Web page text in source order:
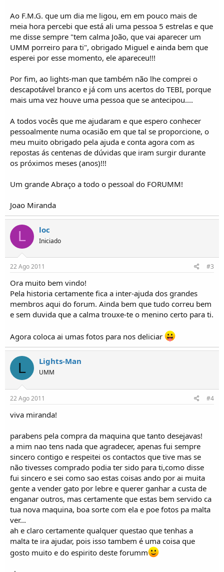
Ao F.M.G. que um dia me ligou, em em pouco mais de
meia hora percebi que está ali uma pessoa 5 estrelas e que
me disse sempre "tem calma João, que vai aparecer um
UMM porreiro para ti", obrigado Miguel e ainda bem que
esperei por esse momento, ele apareceu!!!
Por fim, ao lights-man que também não lhe comprei o
descapotável branco e já com uns acertos do TEBI, porque
mais uma vez houve uma pessoa que se antecipou....
A todos vocês que me ajudaram e que espero conhecer
pessoalmente numa ocasião em que tal se proporcione, o
meu muito obrigado pela ajuda e conta agora com as
repostas ás centenas de dúvidas que iram surgir durante
os próximos meses (anos)!!!
Um grande Abraço a todo o pessoal do FORUMM!
Joao Miranda
L loc
Iniciado
22 Ago 2011 #3
Ora muito bem vindo!
Pela historia certamente fica a inter-ajuda dos grandes
membros aqui do forum. Ainda bem que tudo correu bem
e sem duvida que a calma trouxe-te o menino certo para ti.
Agora coloca ai umas fotos para nos deliciar
L Lights-Man
UMM
22 Ago 2011 #4
viva miranda!
parabens pela compra da maquina que tanto desejavas!
a mim nao tens nada que agradecer, apenas fui sempre
sincero contigo e respeitei os contactos que tive mas se
não tivesses comprado podia ter sido para ti,como disse
fui sincero e sei como sao estas coisas ando por ai muita
gente a vender gato por lebre e querer ganhar a custa de
enganar outros, mas certamente que estas bem servido ca
tua nova maquina, boa sorte com ela e poe fotos pa malta
ver...
ah e claro certamente qualquer questao que tenhas a
malta te ira ajudar, pois isso tambem é uma coisa que
gosto muito e do espirito deste forumm